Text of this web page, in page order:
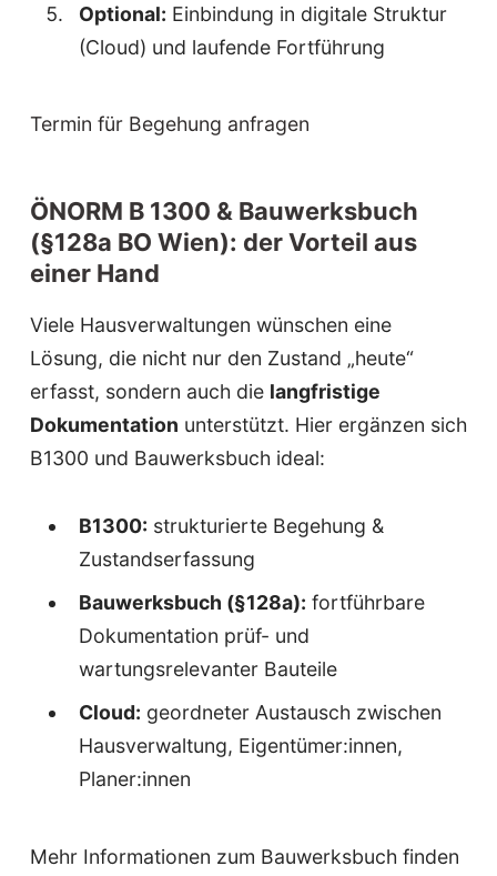
Optional: Einbindung in digitale Struktur
(Cloud) und laufende Fortführung
Termin für Begehung anfragen
ÖNORM B 1300 & Bauwerksbuch
(§128a BO Wien): der Vorteil aus
einer Hand
Viele Hausverwaltungen wünschen eine
Lösung, die nicht nur den Zustand „heute“
erfasst, sondern auch die langfristige
Dokumentation unterstützt. Hier ergänzen sich
B1300 und Bauwerksbuch ideal:
B1300: strukturierte Begehung &
Zustandserfassung
Bauwerksbuch (§128a): fortführbare
Dokumentation prüf- und
wartungsrelevanter Bauteile
Cloud: geordneter Austausch zwischen
Hausverwaltung, Eigentümer:innen,
Planer:innen
Mehr Informationen zum Bauwerksbuch finden